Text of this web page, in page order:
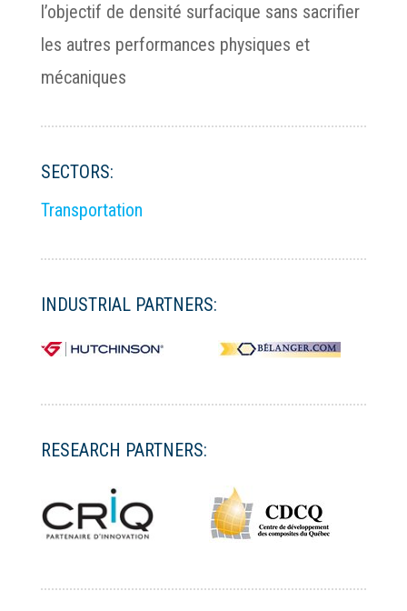
l’objectif de densité surfacique sans sacrifier
les autres performances physiques et
mécaniques
SECTORS:
Transportation
INDUSTRIAL PARTNERS:
RESEARCH PARTNERS: